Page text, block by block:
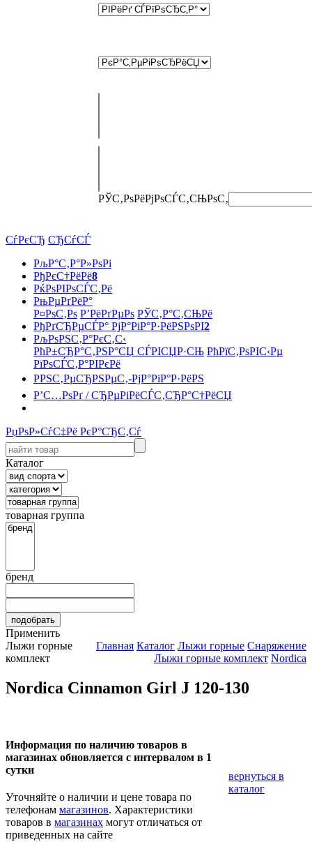
РЎС‚РѕРёРјРѕСЃС‚СЊРѕС‚
СѓРєСЂ СЂСѓСЃ
РљР°С‚Р°Р»РѕРі
РђРєС†РёРё8
РќРѕРІРѕСЃС‚Рё
РњРµРґРёР°
Р¤РѕС‚Рѕ Р’РёРґРµРѕ РЎС‚Р°С‚СЊРё
РђРґСЂРµСЃР° РјР°РіР°Р·РёРЅРѕРІ2
РљРѕРЅС‚Р°РєС‚С‹
РћР±СЂР°С‚РЅР°СЏ СЃРІСЏР·СЊ РћРїС‚РѕРІС‹Рµ
РїРѕСЃС‚Р°РІРєРё
РРЅС‚РµСЂРЅРµС‚-РјР°РіР°Р·РёРЅ
Р’С…РѕРґ / СЂРµРіРёСЃС‚СЂР°С†РёСЏ
РџРѕР»СѓС‡Рё РєР°СЂС‚Сѓ
Каталог
товарная группа
бренд
Применить
Лыжи горные
комплект
Главная Каталог Лыжи горные Снаряжение
Лыжи горные комплект Nordica
Nordica Cinnamon Girl J 120-130
Информация по наличию товаров в
магазинах обновляется с интервалом в 1
сутки
Уточняйте о наличии и цене товара по
телефонам магазинов. Характеристики
товаров в магазинах могут отличаться от
приведенных на сайте
вернуться в
каталог